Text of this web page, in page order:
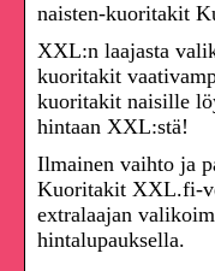
naisten-kuoritakit
XXL:n laajasta
kuoritakit
kuoritakit naisille
hintaan XXL:stä!
Ilmainen vaihto ja
Kuoritakit XXL.fi-
extralaajan
hintalupauksella.